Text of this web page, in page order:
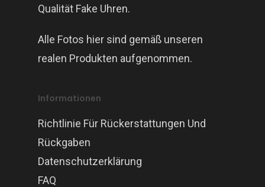
Qualität Fake Uhren.
Alle Fotos hier sind gemäß unseren
realen Produkten aufgenommen.
Informationen
Richtlinie Für Rückerstattungen Und
Rückgaben
Datenschutzerklärung
FAQ